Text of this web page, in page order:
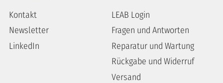
Kontakt
Newsletter
LinkedIn
LEAB Login
Fragen und Antworten
Reparatur und Wartung
Rückgabe und Widerruf
Versand